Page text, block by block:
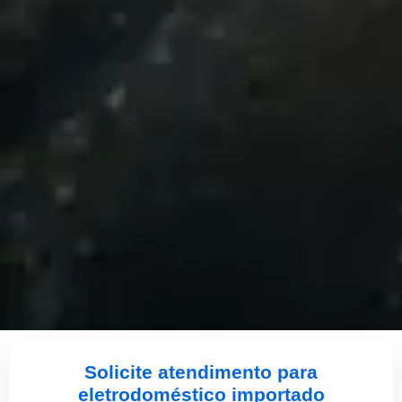
Solicite atendimento para
eletrodoméstico importado